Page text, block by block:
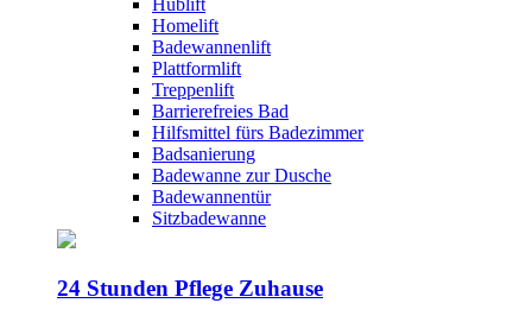
Homelift
Badewannenlift
Plattformlift
Treppenlift
Barrierefreies Bad
Hilfsmittel fürs Badezimmer
Badsanierung
Badewanne zur Dusche
Badewannentür
Sitzbadewanne
24 Stunden Pflege Zuhause